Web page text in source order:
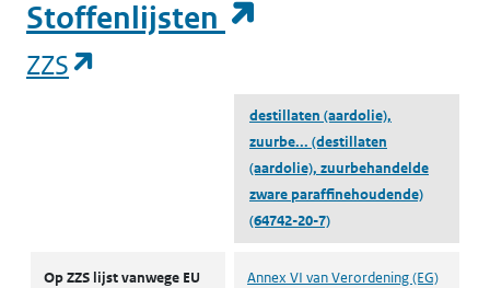
Stoffenlijsten
ZZS
destillaten (aardolie),
zuurbe... (destillaten
(aardolie), zuurbehandelde
zware paraffinehoudende)
(64742-20-7)
Op ZZS lijst vanwege EU
Annex VI van Verordening (EG)